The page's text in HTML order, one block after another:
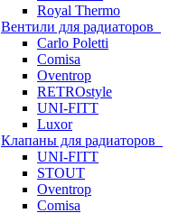
Royal Thermo
Вентили для радиаторов
Carlo Poletti
Comisa
Oventrop
RETROstyle
UNI-FITT
Luxor
Клапаны для радиаторов
UNI-FITT
STOUT
Oventrop
Comisa